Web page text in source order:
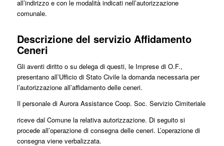
all’indirizzo e con le modalità indicati nell’autorizzazione
comunale.
Descrizione del servizio Affidamento
Ceneri
Gli aventi diritto o su delega di questi, le Imprese di O.F.,
presentano all’Ufficio di Stato Civile la domanda necessaria per
l’autorizzazione all’affidamento delle ceneri.
Il personale di Aurora Assistance Coop. Soc. Servizio Cimiteriale
riceve dal Comune la relativa autorizzazione. Di seguito si
procede all’operazione di consegna delle ceneri. L’operazione di
consegna viene verbalizzata.